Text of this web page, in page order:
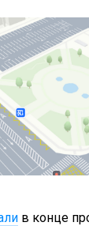
в конце